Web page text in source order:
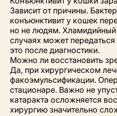
Зависит от причины.
конъюнктивит у кошек
но не людям. Хламидийный
случаях может
это после диагностики.
Можно ли восстановить
Да, при хирургическом
факоэмульсификации.
стационаре. Важно не
катаракта осложняется
хирургию значительно